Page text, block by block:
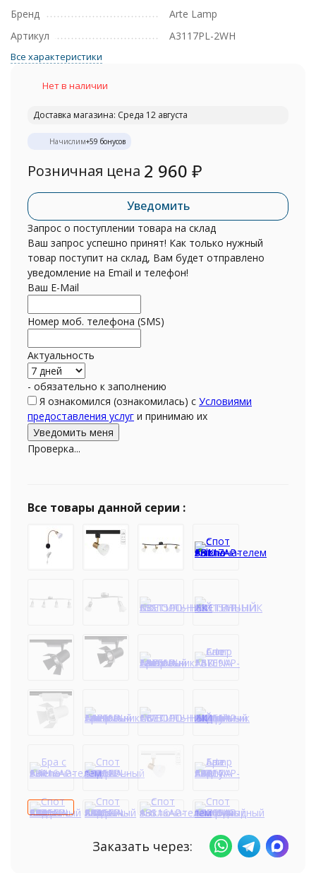
Бренд
Arte Lamp
Артикул
A3117PL-2WH
Все характеристики
Нет в наличии
Доставка магазина: Среда 12 августа
Начислим+59 бонусов
Розничная цена 2 960 ₽
Уведомить
Запрос о поступлении товара на склад
Ваш запрос успешно принят! Как только нужный
товар поступит на склад, Вам будет отправлено
уведомление на Email и телефон!
Ваш E-Mail
Номер моб. телефона (SMS)
Актуальность
- обязательно к заполнению
Я ознакомился (ознакомилась) с Условиями
предоставления услуг и принимаю их
Проверка...
Все товары данной серии :
Заказать через: